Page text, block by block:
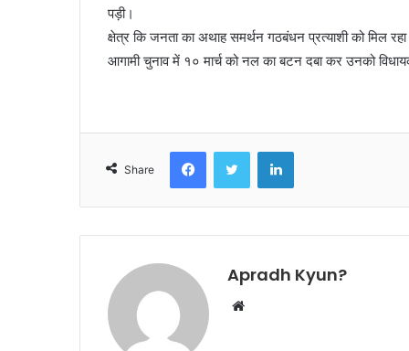
i
l
पड़ी।
क्षेत्र कि जनता का अथाह समर्थन गठबंधन प्रत्याशी को मिल
आगामी चुनाव में १० मार्च को नल का बटन दबा कर उनको
Share
Apradh Kyun?